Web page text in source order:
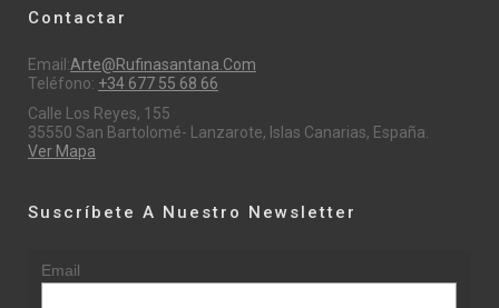
Contactar
Email:Arte@rufinasantana.com
Teléfono: +34 677 55 68 66
Calle Los Reyes, 155
35550 San Bartolomé- Lanzarote, Islas Canarias, España.
Ver Mapa
Suscríbete A Nuestro Newsletter
Email